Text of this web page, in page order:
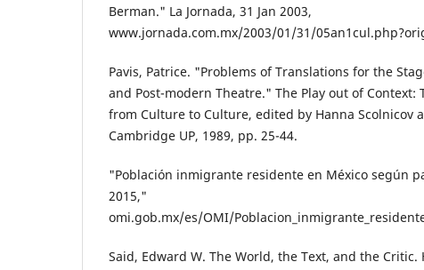
Berman." La Jornada, 31 Jan 2003,
www.jornada.com.mx/2003/01/31/
Pavis, Patrice. "Problems of Translations for the
and Post-modern Theatre." The Play out of Context:
from Culture to Culture, edited by Hanna Scolnicov
Cambridge UP, 1989, pp. 25-44.
"Población inmigrante residente en México según
2015,"
omi.gob.mx/es/OMI/
Said, Edward W. The World, the Text, and the Critic.